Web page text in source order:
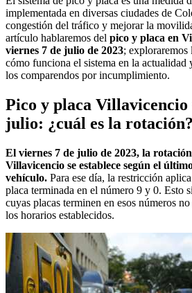
implementada en diversas ciudades de
congestión del tráfico y mejorar la
artículo hablaremos del pico y placa en
viernes 7 de julio de 2023; exploraremos
cómo funciona el sistema en la actualidad
los comparendos por incumplimiento.
Pico y placa Villavicencio
julio: ¿cuál es la rotación?
El viernes 7 de julio de 2023, la
Villavicencio se establece según el
vehículo. Para ese día, la restricción
placa terminada en el número 9 y 0. Esto
cuyas placas terminen en esos números
los horarios establecidos.